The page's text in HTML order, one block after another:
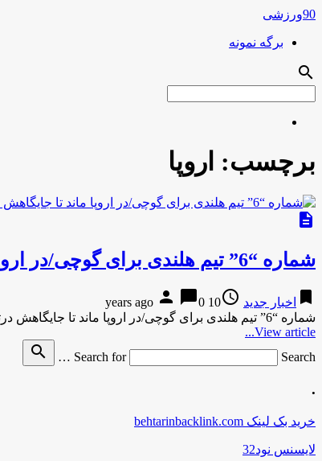
90ورزشی
برگه نمونه
search
برچسب: اروپا
description
شماره “6” تیم هلندی برای گوچی/در اروپا ماند تا جایگاهش درتیم ملی را پس بگیرد؟
bookmark اخبار جدید access_time
10 years ago
person chat_bubble0
شماره “6” تیم هلندی برای گوچی/در اروپا ماند تا جایگاهش درتیم ملی را پس بگیرد؟رضا قوچان نژاد یک بار دیگر …
View article...
Search for
Search …
search
.
خرید بک لینک behtarinbacklink.com
لایسنس نود32